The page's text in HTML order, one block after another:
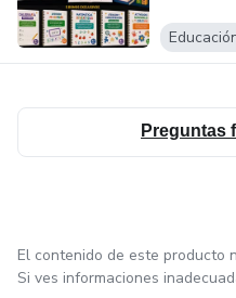
Preguntas
El contenido de este producto
Si ves informaciones